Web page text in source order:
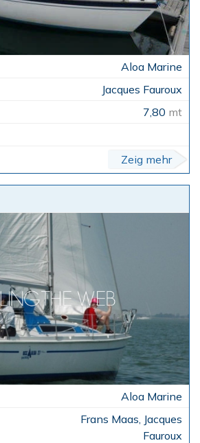
Aloa Marine
Jacques Fauroux
7,80 mt
Zeig mehr
Aloa Marine
Frans Maas, Jacques
Fauroux